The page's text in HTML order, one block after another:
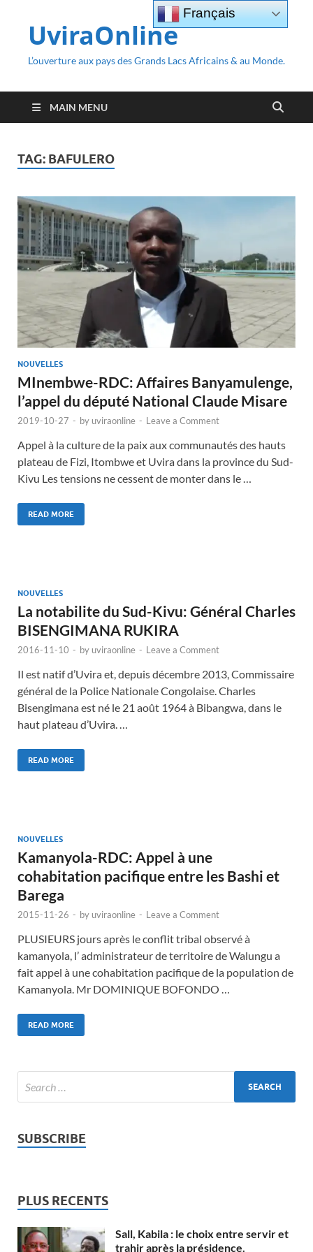
UviraOnline
L’ouverture aux pays des Grands Lacs Africains & au Monde.
MAIN MENU
TAG: BAFULERO
NOUVELLES
MInembwe-RDC: Affaires Banyamulenge,
l’appel du député National Claude Misare
2019-10-27 - byuviraonline - Leave a Comment
Appel à la culture de la paix aux communautés des hauts
plateau de Fizi, Itombwe et Uvira dans la province du Sud-
Kivu Les tensions ne cessent de monter dans le …
READ MORE
NOUVELLES
La notabilite du Sud-Kivu: Général Charles
BISENGIMANA RUKIRA
2016-11-10 - byuviraonline - Leave a Comment
Il est natif d’Uvira et, depuis décembre 2013, Commissaire
général de la Police Nationale Congolaise. Charles
Bisengimana est né le 21 août 1964 à Bibangwa, dans le
haut plateau d’Uvira. …
READ MORE
NOUVELLES
Kamanyola-RDC: Appel à une
cohabitation pacifique entre les Bashi et
Barega
2015-11-26 - byuviraonline - Leave a Comment
PLUSIEURS jours après le conflit tribal observé à
kamanyola, l’ administrateur de territoire de Walungu a
fait appel à une cohabitation pacifique de la population de
Kamanyola. Mr DOMINIQUE BOFONDO …
READ MORE
SUBSCRIBE
PLUS RECENTS
Sall, Kabila : le choix entre servir et
trahir après la présidence.
Français